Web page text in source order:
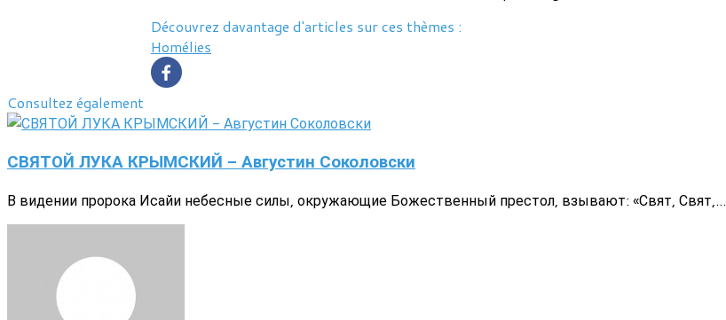
Découvrez davantage d'articles sur ces thèmes :
Homélies
Consultez également
СВЯТОЙ ЛУКА КРЫМСКИЙ - Августин Соколовски
В видении пророка Исайи небесные силы, окружающие Божественный престол, взывают: «Свят, Свят,...